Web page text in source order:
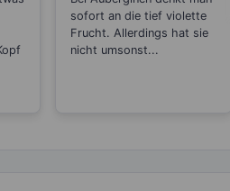
Stress
sofort an die tief violette
Frucht. Allerdings hat sie
nicht umsonst...